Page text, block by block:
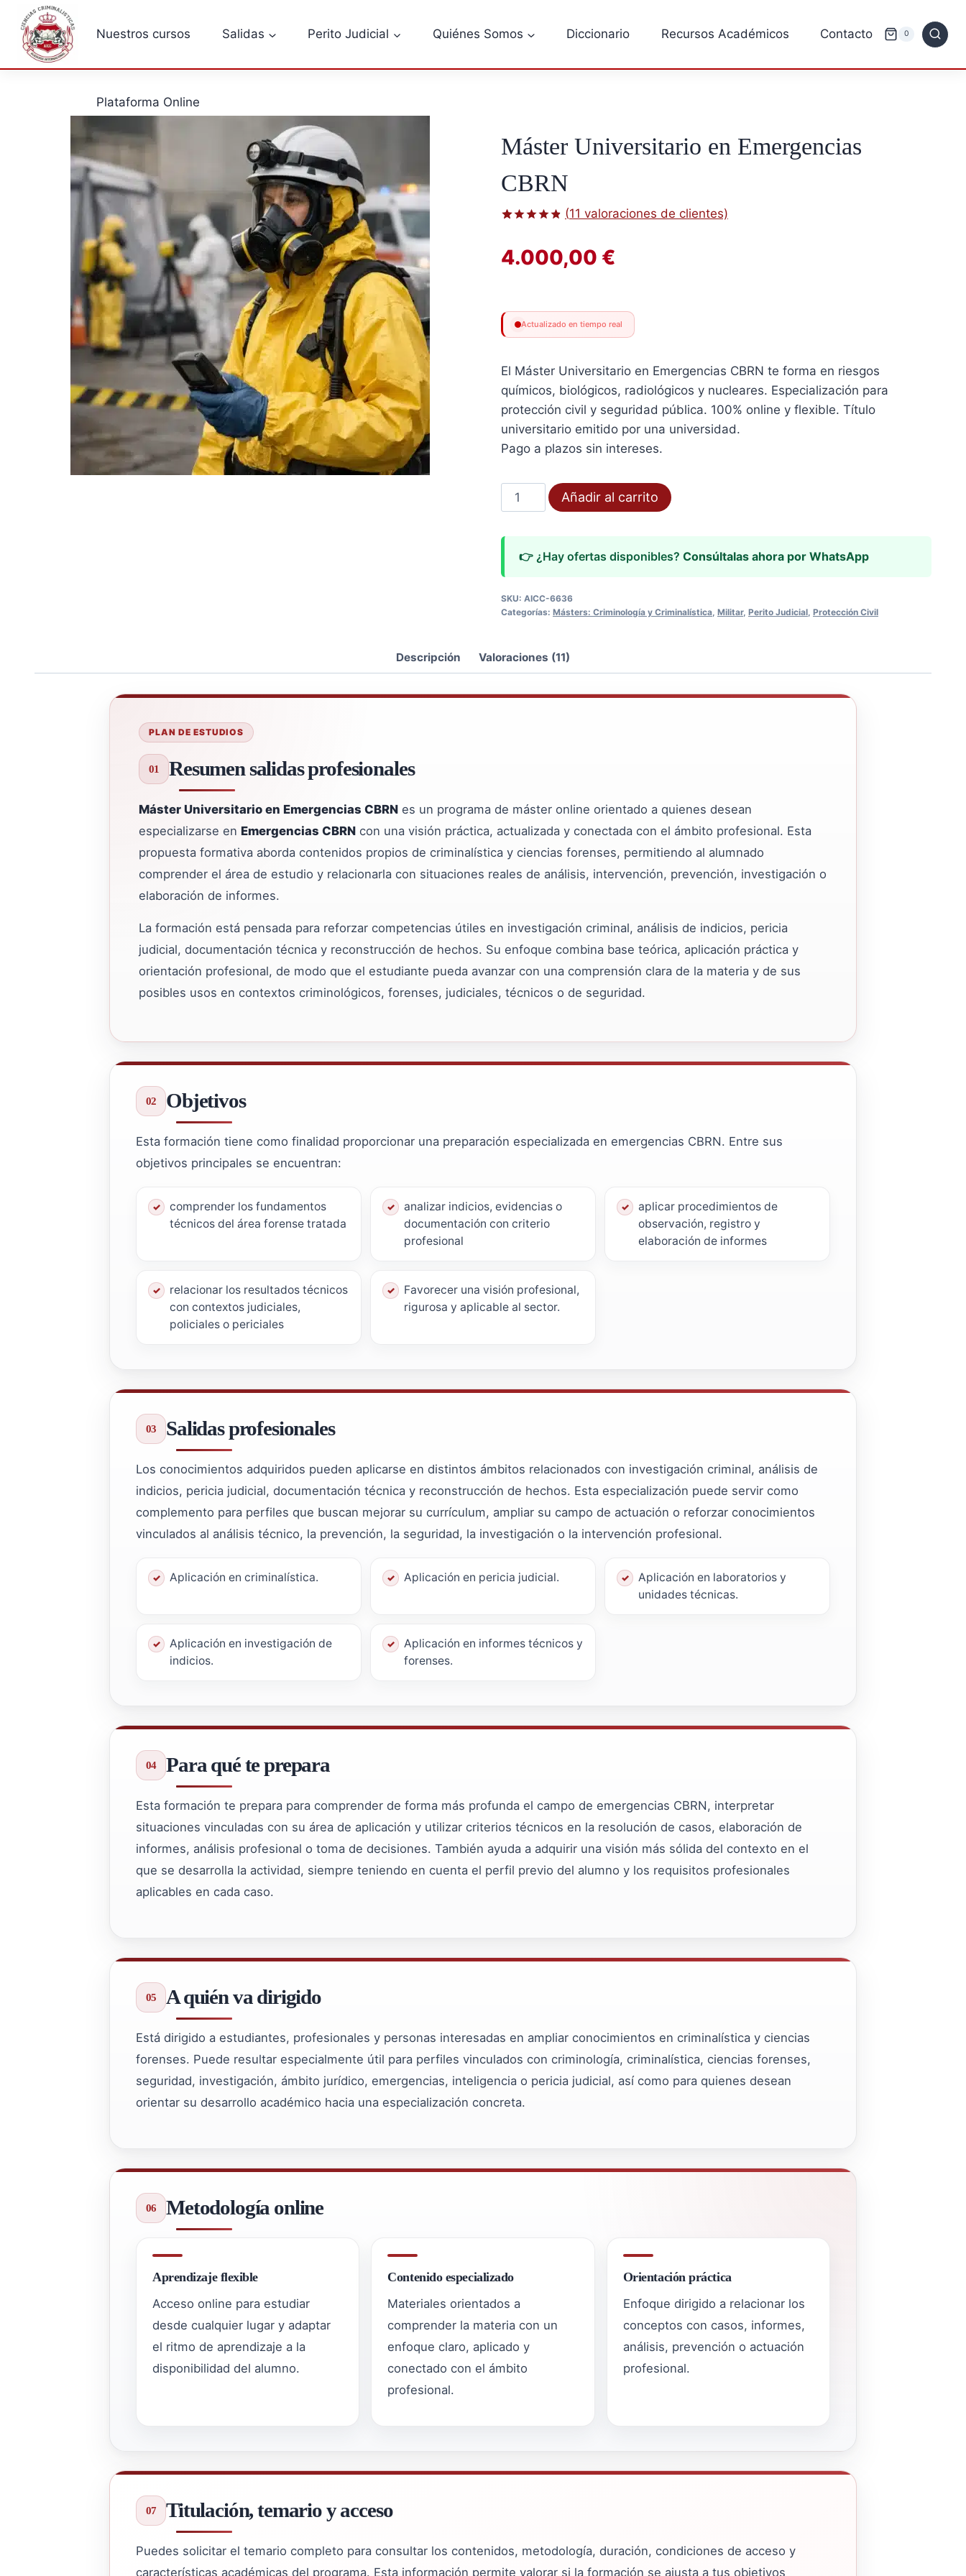
Saltar
contenido
Nuestros cursos Salidas Perito Judicial Quiénes Somos Diccionario Recursos Académicos Contacto
Plataforma Online
0
Máster Universitario en Emergencias
CBRN
de 5 en
base a
(11 valoraciones de clientes)
4.000,00 €
Actualizado en tiempo real
El Máster Universitario en Emergencias CBRN te forma en riesgos
químicos, biológicos, radiológicos y nucleares. Especialización para
protección civil y seguridad pública. 100% online y flexible. Título
universitario emitido por una universidad.
Pago a plazos sin intereses.
Máster
Universitario
Emergencias
Añadir al carrito
👉 ¿Hay ofertas disponibles? Consúltalas ahora por WhatsApp
SKU: AICC-6636
Categorías: Másters: Criminología y Criminalística, Militar, Perito Judicial, Protección Civil
Descripción Valoraciones (11)
PLAN DE ESTUDIOS
Resumen salidas profesionales
Máster Universitario en Emergencias CBRN es un programa de máster online orientado a quienes desean
especializarse en Emergencias CBRN con una visión práctica, actualizada y conectada con el ámbito profesional. Esta
propuesta formativa aborda contenidos propios de criminalística y ciencias forenses, permitiendo al alumnado
comprender el área de estudio y relacionarla con situaciones reales de análisis, intervención, prevención, investigación o
elaboración de informes.
La formación está pensada para reforzar competencias útiles en investigación criminal, análisis de indicios, pericia
judicial, documentación técnica y reconstrucción de hechos. Su enfoque combina base teórica, aplicación práctica y
orientación profesional, de modo que el estudiante pueda avanzar con una comprensión clara de la materia y de sus
posibles usos en contextos criminológicos, forenses, judiciales, técnicos o de seguridad.
Objetivos
Esta formación tiene como finalidad proporcionar una preparación especializada en emergencias CBRN. Entre sus
objetivos principales se encuentran:
comprender los fundamentos
técnicos del área forense tratada
analizar indicios, evidencias o
documentación con criterio
profesional
aplicar procedimientos de
observación, registro y
elaboración de informes
relacionar los resultados técnicos
con contextos judiciales,
policiales o periciales
Favorecer una visión profesional,
rigurosa y aplicable al sector.
Salidas profesionales
Los conocimientos adquiridos pueden aplicarse en distintos ámbitos relacionados con investigación criminal, análisis de
indicios, pericia judicial, documentación técnica y reconstrucción de hechos. Esta especialización puede servir como
complemento para perfiles que buscan mejorar su currículum, ampliar su campo de actuación o reforzar conocimientos
vinculados al análisis técnico, la prevención, la seguridad, la investigación o la intervención profesional.
Aplicación en criminalística. Aplicación en pericia judicial.
Aplicación en laboratorios y
unidades técnicas.
Aplicación en investigación de
indicios.
Aplicación en informes técnicos y
forenses.
Para qué te prepara
Esta formación te prepara para comprender de forma más profunda el campo de emergencias CBRN, interpretar
situaciones vinculadas con su área de aplicación y utilizar criterios técnicos en la resolución de casos, elaboración de
informes, análisis profesional o toma de decisiones. También ayuda a adquirir una visión más sólida del contexto en el
que se desarrolla la actividad, siempre teniendo en cuenta el perfil previo del alumno y los requisitos profesionales
aplicables en cada caso.
A quién va dirigido
Está dirigido a estudiantes, profesionales y personas interesadas en ampliar conocimientos en criminalística y ciencias
forenses. Puede resultar especialmente útil para perfiles vinculados con criminología, criminalística, ciencias forenses,
seguridad, investigación, ámbito jurídico, emergencias, inteligencia o pericia judicial, así como para quienes desean
orientar su desarrollo académico hacia una especialización concreta.
Metodología online
Aprendizaje flexible
Acceso online para estudiar
desde cualquier lugar y adaptar
el ritmo de aprendizaje a la
disponibilidad del alumno.
Contenido especializado
Materiales orientados a
comprender la materia con un
enfoque claro, aplicado y
conectado con el ámbito
profesional.
Orientación práctica
Enfoque dirigido a relacionar los
conceptos con casos, informes,
análisis, prevención o actuación
profesional.
Titulación, temario y acceso
Puedes solicitar el temario completo para consultar los contenidos, metodología, duración, condiciones de acceso y
características académicas del programa. Esta información permite valorar si la formación se ajusta a tus objetivos